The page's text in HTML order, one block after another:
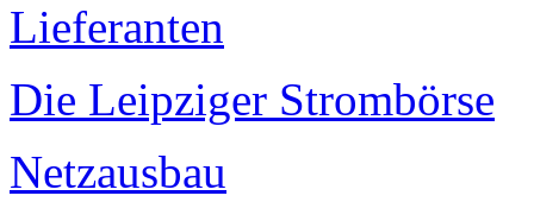
Lieferanten
Die Leipziger Strombörse
Netzausbau